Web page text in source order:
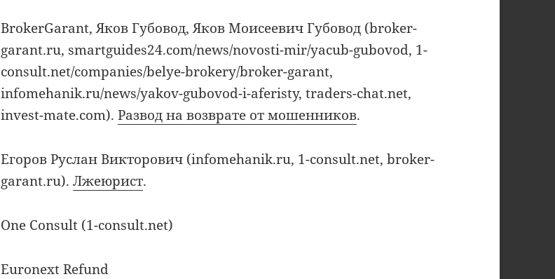
BrokerGarant, Яков Губовод, Яков Моисеевич Губовод (broker-
garant.ru, smartguides24.com/news/novosti-mir/yacub-gubovod, 1-
consult.net/companies/belye-brokery/broker-garant,
infomehanik.ru/news/yakov-gubovod-i-aferisty, traders-chat.net,
invest-mate.com).Развод на возврате от мошенников.
Егоров Руслан Викторович (infomehanik.ru, 1-consult.net, broker-
garant.ru).Лжеюрист.
One Consult (1-consult.net)
Euronext Refund